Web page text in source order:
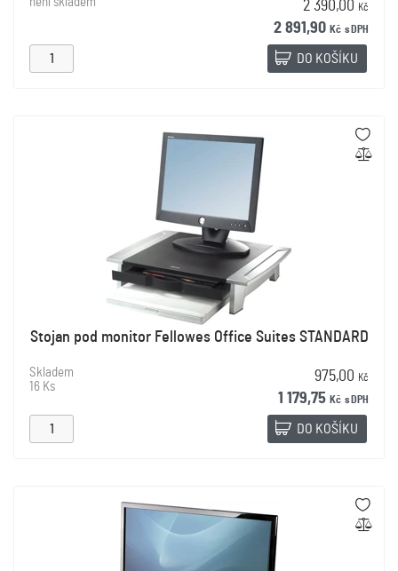
2 390,00 Kč
2 891,90 Kč s DPH
DO KOŠÍKU
Stojan pod monitor Fellowes Office Suites STANDARD
Skladem
16 Ks
975,00 Kč
1 179,75 Kč s DPH
DO KOŠÍKU